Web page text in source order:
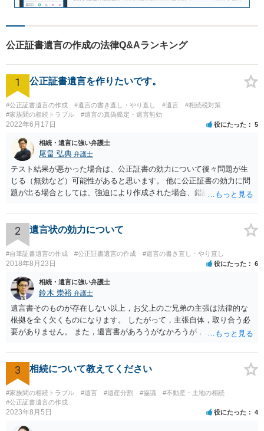
公正証書遺言の作成の法律Q&Aランキング
1 公正証書遺言を作りたいです。
#公正証書遺言の作成 #遺言の書き直し・やり直し #遺言
#相続税対策
#家族間の相続トラブル
#遺言の真偽鑑定・遺言無効
2022年6月17日 役にたった 5
相続・遺言に強い弁護士
尾畠 弘典 弁護士
テスト結果が悪かった場合は、公正証書の効力について後々問題が生
じる（無効など）可能性があると思います。 他に公正証書の効力に問
題が出る場合としては、強迫により作成された場合、錯誤（勘違い）
すが、弁護士に作成を依頼する場合は、１０～数十万円程度になるケ
ースが多いと思います。 報酬体系は、弁護士ごとに異なりますので一
律の基準はありません。
2 遺言状の効力について
#自筆証書遺言の作成 #公正証書遺言の作成 #遺言の書き直し・やり直し
2018年8月23日 役にたった 6
相続・遺言に強い弁護士
鈴木 崇裕 弁護士
遺言書そのものが存在しない以上，お父上のご兄弟の主張は法律的な
根拠を全く欠くものになります。 したがって，主張自体，取り合う必
要がありません。 また，遺言書があろうがなかろうが，お父上のご兄
ご回答にもありますが， 代理人弁護士をたてて，その弁護士から相手
方に対して， ・相続に関する主張は法的根拠がなく，一切応じないこ
と ・今後一切の連絡をしてこないでほしいこと ・連絡を継続してくる
ようであれば警察への通報や法的措置も辞さないこと などを記載した
書面を発送してもらうことがよろしいように思います。
3 相続について教えてください
#家族間の相続トラブル #遺言 #遺産分割 #協議
#不動産・土地の相続
#公正証書遺言の作成
2023年8月5日 役にたった 4